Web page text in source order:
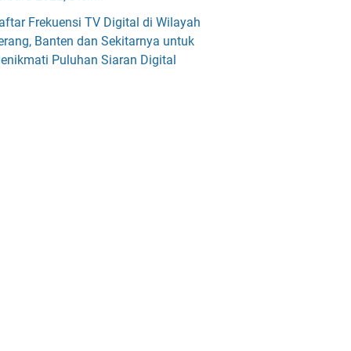
Frekuensi TV Digital di Wilayah
Banten dan Sekitarnya untuk
Puluhan Siaran Digital